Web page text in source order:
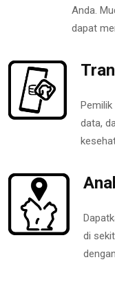
Anda.
dapat
data,
di